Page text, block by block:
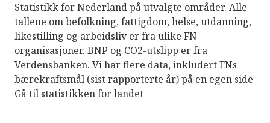
Statistikk for Nederland på utvalgte områder. Alle
tallene om befolkning, fattigdom, helse, utdanning,
likestilling og arbeidsliv er fra ulike FN-
organisasjoner. BNP og CO2-utslipp er fra
Verdensbanken. Vi har flere data, inkludert FNs
bærekraftsmål (sist rapporterte år) på en egen side
Gå til statistikken for landet